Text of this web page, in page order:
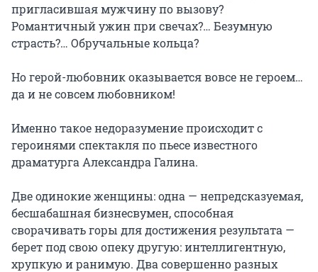
пригласившая мужчину по вызову?
Романтичный ужин при свечах?… Безумную
страсть?… Обручальные кольца?
Но герой-любовник оказывается вовсе не героем…
да и не совсем любовником!
Именно такое недоразумение происходит с
героинями спектакля по пьесе известного
драматурга Александра Галина.
Две одинокие женщины: одна — непредсказуемая,
бесшабашная бизнесвумен, способная
сворачивать горы для достижения результата —
берет под свою опеку другую: интеллигентную,
хрупкую и ранимую. Два совершенно разных